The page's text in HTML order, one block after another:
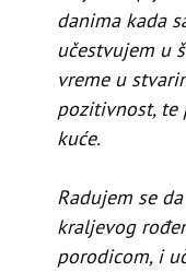
danima kada
učestvujem u
vreme u
pozitivnost, te
kuće.
Radujem se
kraljevog
porodicom, i